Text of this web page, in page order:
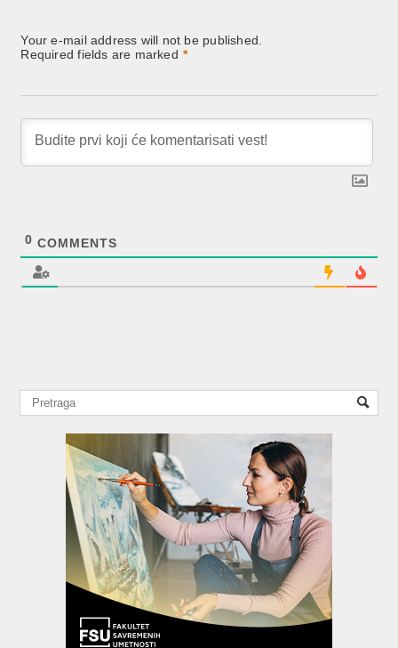
Your e-mail address will not be published.
Required fields are marked *
0 COMMENTS